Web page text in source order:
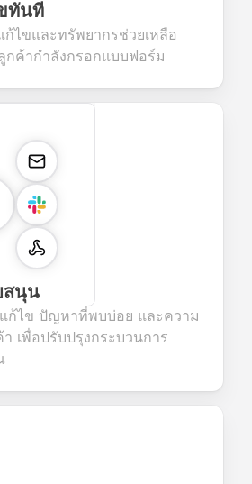
ทันที
ไขและทรัพยากรช่วยเหลือ
กค้ากำลังกรอกแบบฟอร์ม
สนุน
ก้ไข ปัญหาที่พบบ่อย และความ
เพื่อปรับปรุงกระบวนการ